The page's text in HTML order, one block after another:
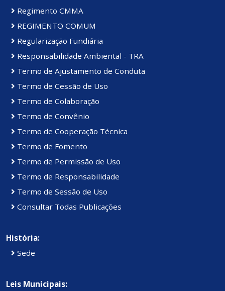
Regimento CMMA
REGIMENTO COMUM
Regularização Fundiária
Responsabilidade Ambiental - TRA
Termo de Ajustamento de Conduta
Termo de Cessão de Uso
Termo de Colaboração
Termo de Convênio
Termo de Cooperação Técnica
Termo de Fomento
Termo de Permissão de Uso
Termo de Responsabilidade
Termo de Sessão de Uso
Consultar Todas Publicações
História:
Sede
Leis Municipais: